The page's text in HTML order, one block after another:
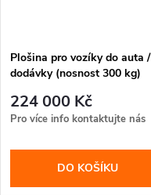
Plošina pro vozíky do auta /
dodávky (nosnost 300 kg)
224 000 Kč
Pro více info kontaktujte nás
DO KOŠÍKU